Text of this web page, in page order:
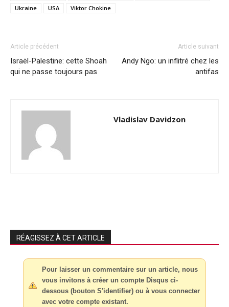
Ukraine
USA Viktor Chokine
Article précédent
Israël-Palestine: cette Shoah
qui ne passe toujours pas
Article suivant
Andy Ngo: un inflitré chez les
antifas
Vladislav Davidzon
RÉAGISSEZ À CET ARTICLE
Pour laisser un commentaire sur un article, nous
vous invitons à créer un compte Disqus ci-
dessous (bouton S'identifier) ou à vous connecter
avec votre compte existant.